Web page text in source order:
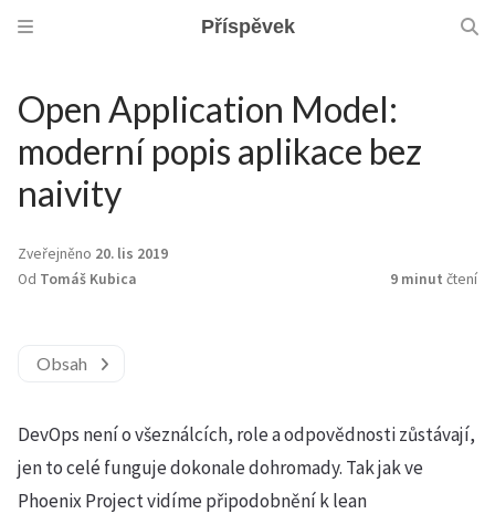
Příspěvek
Open Application Model:
moderní popis aplikace bez
naivity
Zveřejněno 20. lis 2019
Od Tomáš Kubica 9 minut čtení
Obsah
DevOps není o všeználcích, role a odpovědnosti zůstávají,
jen to celé funguje dokonale dohromady. Tak jak ve
Phoenix Project vidíme připodobnění k lean